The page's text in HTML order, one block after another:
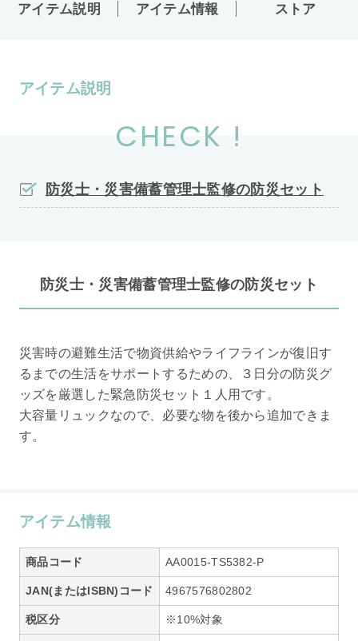
アイテム説明 アイテム情報 ストア
アイテム説明
CHECK !
防災士・災害備蓄管理士監修の防災セット
防災士・災害備蓄管理士監修の防災セット
災害時の避難生活で物資供給やライフラインが復旧す
るまでの生活をサポートするための、３日分の防災グ
ッズを厳選した緊急防災セット１人用です。
大容量リュックなので、必要な物を後から追加できま
す。
アイテム情報
商品コード AA0015-TS5382-P
JAN(またはISBN)コード 4967576802802
税区分 ※10%対象